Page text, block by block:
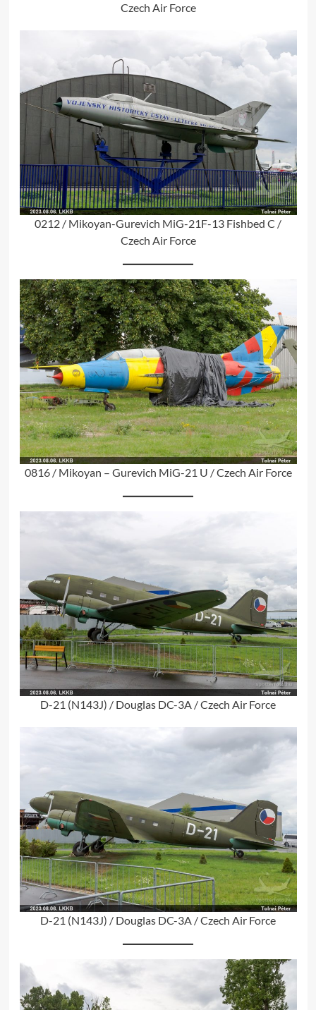
Czech Air Force
0212 / Mikoyan-Gurevich MiG-21F-13 Fishbed C /
Czech Air Force
0816 / Mikoyan – Gurevich MiG-21 U / Czech Air Force
D-21 (N143J) / Douglas DC-3A / Czech Air Force
D-21 (N143J) / Douglas DC-3A / Czech Air Force